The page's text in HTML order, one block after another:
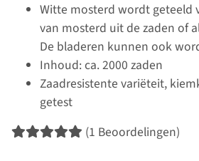
Witte mosterd wordt geteeld
van mosterd uit de zaden of
De bladeren kunnen ook
Inhoud: ca. 2000 zaden
Zaadresistente variëteit,
getest
(1 Beoordelingen)